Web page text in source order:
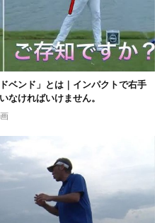
ベンド」とは｜インパクトで右手
なければいけません。